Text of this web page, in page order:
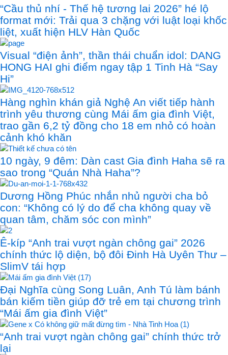
“Cầu thủ nhí - Thế hệ tương lai 2026” hé lộ
format mới: Trải qua 3 chặng với luật loại khốc
liệt, xuất hiện HLV Hàn Quốc
Visual “điện ảnh”, thần thái chuẩn idol: DANG
HONG HAI ghi điểm ngay tập 1 Tinh Hà “Say
Hi”
Hàng nghìn khán giả Nghệ An viết tiếp hành
trình yêu thương cùng Mái ấm gia đình Việt,
trao gần 6,2 tỷ đồng cho 18 em nhỏ có hoàn
cảnh khó khăn
10 ngày, 9 đêm: Dàn cast Gia đình Haha sẽ ra
sao trong “Quán Nhà Haha”?
Dương Hồng Phúc nhắn nhủ người cha bỏ
con: “Không có lý do để cha không quay về
quan tâm, chăm sóc con mình”
Ê-kíp “Anh trai vượt ngàn chông gai” 2026
chính thức lộ diện, bộ đôi Đinh Hà Uyên Thư –
SlimV tái hợp
Đại Nghĩa cùng Song Luân, Anh Tú làm bánh
bán kiếm tiền giúp đỡ trẻ em tại chương trình
“Mái ấm gia đình Việt”
“Anh trai vượt ngàn chông gai” chính thức trở
lại